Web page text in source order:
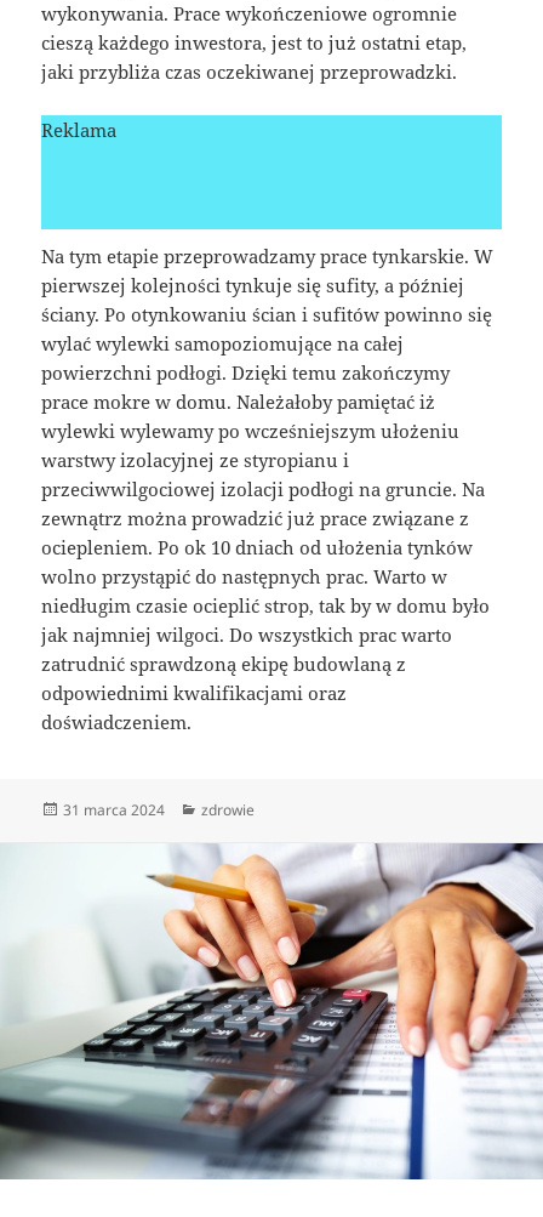
wykonywania. Prace wykończeniowe ogromnie
cieszą każdego inwestora, jest to już ostatni etap,
jaki przybliża czas oczekiwanej przeprowadzki.
Reklama
Na tym etapie przeprowadzamy prace tynkarskie. W
pierwszej kolejności tynkuje się sufity, a później
ściany. Po otynkowaniu ścian i sufitów powinno się
wylać wylewki samopoziomujące na całej
powierzchni podłogi. Dzięki temu zakończymy
prace mokre w domu. Należałoby pamiętać iż
wylewki wylewamy po wcześniejszym ułożeniu
warstwy izolacyjnej ze styropianu i
przeciwwilgociowej izolacji podłogi na gruncie. Na
zewnątrz można prowadzić już prace związane z
ociepleniem. Po ok 10 dniach od ułożenia tynków
wolno przystąpić do następnych prac. Warto w
niedługim czasie ocieplić strop, tak by w domu było
jak najmniej wilgoci. Do wszystkich prac warto
zatrudnić sprawdzoną ekipę budowlaną z
odpowiednimi kwalifikacjami oraz
doświadczeniem.
Data
31 marca 2024 Kategorie
zdrowie